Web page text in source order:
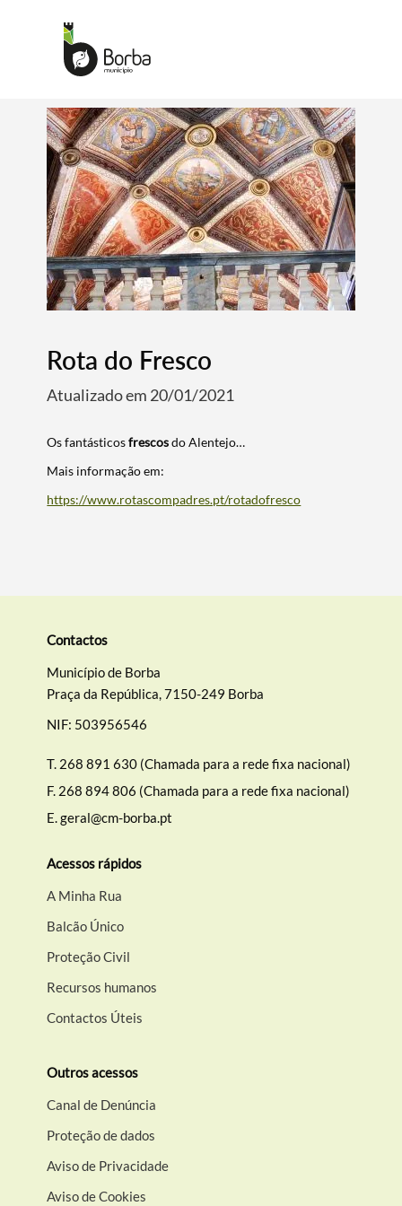
Categorias gerais
Rota do Fresco
Atualizado em 20/01/2021
Os fantásticosfrescosdo Alentejo…
Mais informação em:
https://www.rotascompadres.pt/rotadofresco​
Contactos
Município de Borba
Praça da República, 7150-249 Borba
NIF: 503956546
T. 268 891 630 (Chamada para a rede fixa nacional)
F. 268 894 806 (Chamada para a rede fixa nacional)
E.geral@cm-borba.pt
Acessos rápidos
A Minha Rua
Balcão Único
Proteção Civil
Recursos humanos
Contactos Úteis
Outros acessos
Canal de Denúncia
Proteção de dados
Aviso de Privacidade
Aviso de Cookies